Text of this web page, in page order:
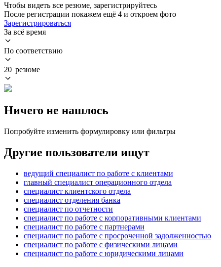
Чтобы видеть все резюме, зарегистрируйтесь
После регистрации покажем ещё 4 и откроем фото
Зарегистрироваться
За всё время
По соответствию
20 резюме
Ничего не нашлось
Попробуйте изменить формулировку или фильтры
Другие пользователи ищут
ведущий специалист по работе с клиентами
главный специалист операционного отдела
специалист клиентского отдела
специалист отделения банка
специалист по отчетности
специалист по работе с корпоративными клиентами
специалист по работе с партнерами
специалист по работе с просроченной задолженностью
специалист по работе с физическими лицами
специалист по работе с юридическими лицами